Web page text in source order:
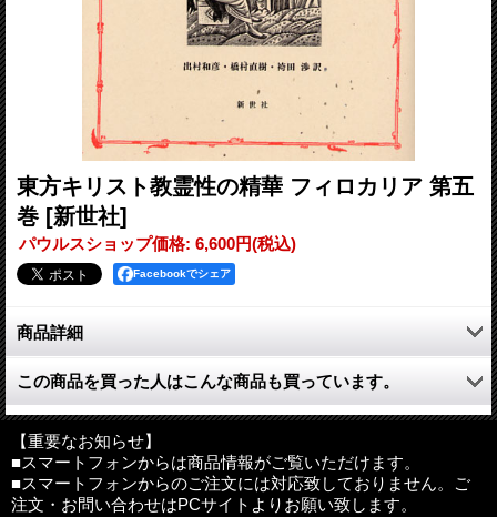
東方キリスト教霊性の精華 フィロカリア 第五
巻 [新世社]
パウルスショップ価格: 6,600円(税込)
Facebookでシェア
商品詳細
『フィロカリア』は全巻いかに祈りをなすかを問題にし、祈りの
達人たちはどのように様々な誘惑や倦怠と戦って祈りを成就した
かを詳らかに伝え、実際に彼らの後に続く者たちが彼らのような
祈りを実践するよう誘うものである。
本書は、原著第３巻の前半を占めるダマスコのペトロス（ペトロ
ス・ダマスケノス）の著作を収める。フィロカリア全巻の中で単
独の著者としてはもっても分量の多い一人である。
この商品を買った人はこんな商品も買っています。
【重要なお知らせ】
■スマートフォンからは商品情報がご覧いただけます。
■スマートフォンからのご注文には対応致しておりません。ご
注文・お問い合わせはPCサイトよりお願い致します。